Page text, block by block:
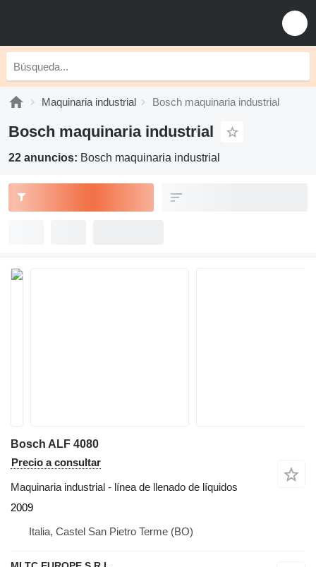
Maquinaria industrial Bosch maquinaria industrial
Bosch maquinaria industrial
22 anuncios: Bosch maquinaria industrial
Bosch ALF 4080
Precio a consultar
Maquinaria industrial - línea de llenado de líquidos
2009
Italia, Castel San Pietro Terme (BO)